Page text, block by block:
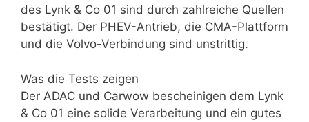
des Lynk & Co 01 sind durch zahlreiche Quellen
bestätigt. Der PHEV-Antrieb, die CMA-Plattform
und die Volvo-Verbindung sind unstrittig.
Was die Tests zeigen
Der ADAC und Carwow bescheinigen dem Lynk
& Co 01 eine solide Verarbeitung und ein gutes